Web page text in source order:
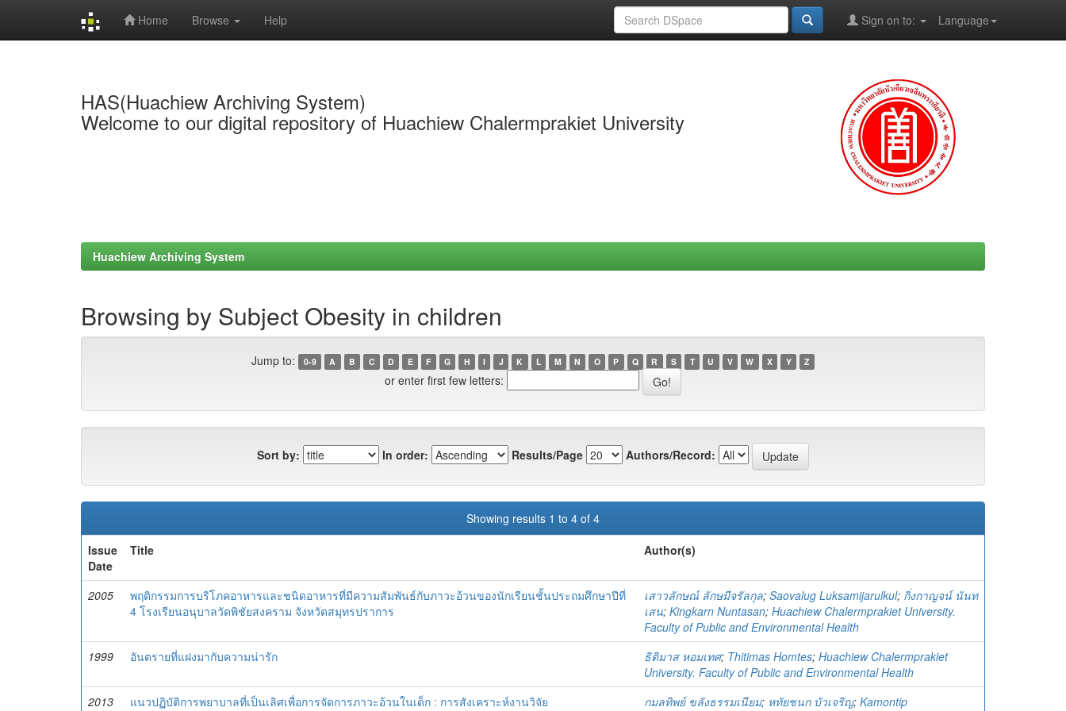
Home Browse Help Language
Sign on to:
HAS(Huachiew Archiving System)
Welcome to our digital repository of Huachiew Chalermprakiet University
Huachiew Archiving System
Browsing by Subject Obesity in children
Jump to: 0-9 A B C D E F G H I J K L M N O P Q R S T U V W X Y Z
or enter first few letters:
Sort by: In order: Results/Page Authors/Record:
Showing results 1 to 4 of 4
Issue
Date
Title Author(s)
2005
พฤติกรรมการบริโภคอาหารและชนิดอาหารที่มีความสัมพันธ์กับภาวะอ้วนของนักเรียนชั้นประถมศึกษาปีที่
4 โรงเรียนอนุบาลวัดพิชัยสงคราม จังหวัดสมุทรปราการ
เสาวลักษณ์ ลักษมีจรัลกุล; Saovalug Luksamijarulkul; กิ่งกาญจน์ นันท
เสน; Kingkarn Nuntasan; Huachiew Chalermprakiet University.
Faculty of Public and Environmental Health
1999
อันตรายที่แฝงมากับความน่ารัก ธิติมาส หอมเทศ; Thitimas Homtes; Huachiew Chalermprakiet
University. Faculty of Public and Environmental Health
2013
แนวปฏิบัติการพยาบาลที่เป็นเลิศเพื่อการจัดการภาวะอ้วนในเด็ก : การสังเคราะห์งานวิจัย กมลทิพย์ ขลังธรรมเนียม; หทัยชนก บัวเจริญ; Kamontip